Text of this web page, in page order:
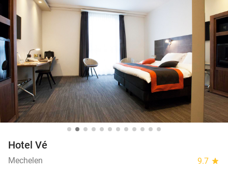
10+ miljoen leden
Hotel Vé
Mechelen 9.7 star